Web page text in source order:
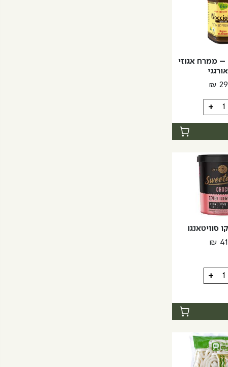
Nocciolata – ממרח אגוזי
₪
+
סוויטאנגו
₪
+